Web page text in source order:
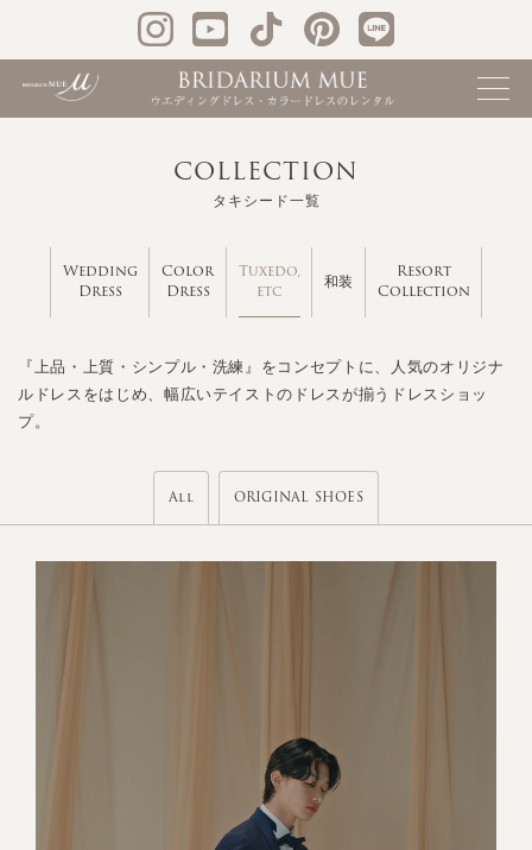
COLLECTION
タキシード一覧
Wedding
Dress
Color
Dress
Tuxedo,
etc
和装
Resort
Collection
『上品・上質・シンプル・洗練』をコンセプトに、人気のオリジナ
ルドレスをはじめ、幅広いテイストのドレスが揃うドレスショッ
プ。
All ORIGINAL SHOES